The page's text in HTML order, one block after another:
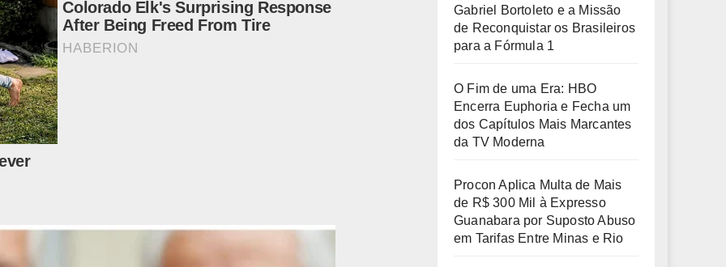
Gabriel Bortoleto e a Missão
de Reconquistar os Brasileiros
para a Fórmula 1
O Fim de uma Era: HBO
Encerra Euphoria e Fecha um
dos Capítulos Mais Marcantes
da TV Moderna
Procon Aplica Multa de Mais
de R$ 300 Mil à Expresso
Guanabara por Suposto Abuso
em Tarifas Entre Minas e Rio